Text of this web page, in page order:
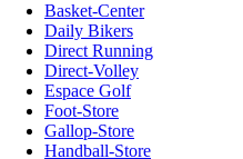
Basket-Center
Daily Bikers
Direct Running
Direct-Volley
Espace Golf
Foot-Store
Gallop-Store
Handball-Store